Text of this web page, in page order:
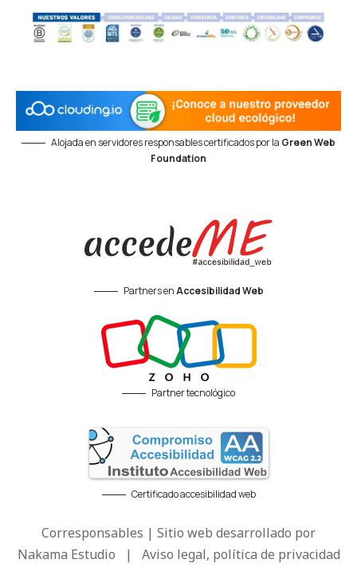
Alojada en servidores responsables certificados por la Green Web
Foundation
Partners enAccesibilidad Web
Partner tecnológico
Certificado accesibilidad web
Corresponsables | Sitio web desarrollado por
Nakama Estudio | Aviso legal, política de privacidad